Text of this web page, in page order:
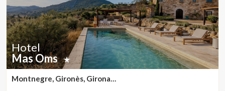
Hotel
Mas Oms
Montnegre, Gironès, Girona